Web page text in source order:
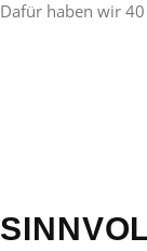
Dafür haben wir